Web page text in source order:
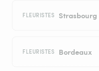
FLEURISTES Strasbourg
FLEURISTES Bordeaux